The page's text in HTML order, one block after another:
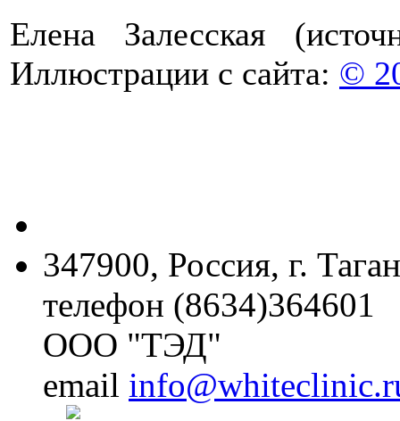
Елена Залесская
Иллюстрации с сайта: ©
347900, Россия, г.
телефон (8634)364601
ООО "ТЭД"
email